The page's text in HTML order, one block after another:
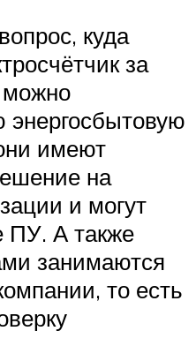
куда
за
можно
энергосбытовую
имеют
на
и могут
ПУ. А также
занимаются
то есть